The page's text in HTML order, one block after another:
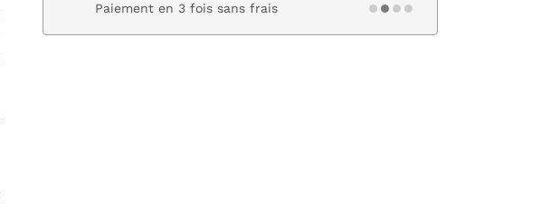
Paiement en 3 fois sans frais